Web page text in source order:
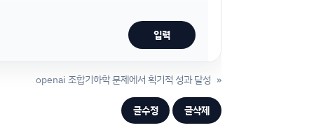
openai 조합기하학 문제에서 획기적 성과 달성 »
글수정 글삭제